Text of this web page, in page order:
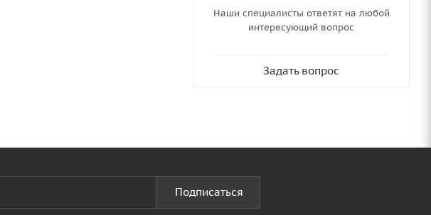
Наши специалисты ответят на любой
интересующий вопрос
Задать вопрос
Подписаться